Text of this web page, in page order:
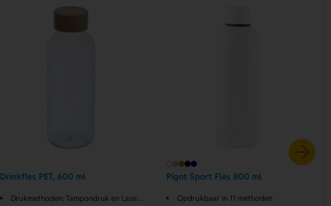
Drinkfles PET, 600 ml
Drukmethoden: Tampondruk en Lasergraveren
Pigot Sport Fles 800 ml
Opdrukbaar in 11 methoden